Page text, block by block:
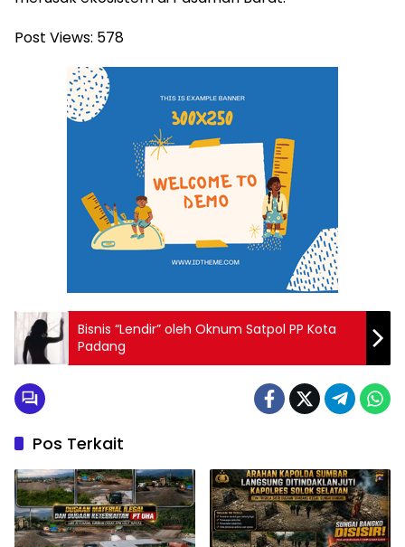
Post Views: 578
Bisnis “Lendir” oleh Oknum Satpol PP Kota
Padang
Pos Terkait